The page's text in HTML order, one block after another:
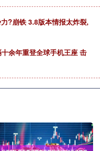
?崩铁 3.8版本情报太炸裂,
余年重登全球手机王座 击